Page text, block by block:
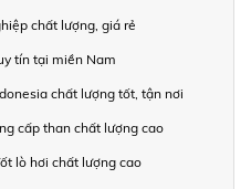
chất lượng, giá rẻ
tín tại miền Nam
chất lượng tốt, tận nơi
cấp than chất lượng cao
lò hơi chất lượng cao